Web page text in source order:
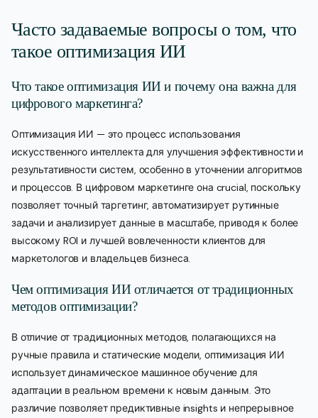
Часто задаваемые вопросы о том, что
такое оптимизация ИИ
Что такое оптимизация ИИ и почему она важна для
цифрового маркетинга?
Оптимизация ИИ — это процесс использования
искусственного интеллекта для улучшения эффективности и
результативности систем, особенно в уточнении алгоритмов
и процессов. В цифровом маркетинге она crucial, поскольку
позволяет точный таргетинг, автоматизирует рутинные
задачи и анализирует данные в масштабе, приводя к более
высокому ROI и лучшей вовлеченности клиентов для
маркетологов и владельцев бизнеса.
Чем оптимизация ИИ отличается от традиционных
методов оптимизации?
В отличие от традиционных методов, полагающихся на
ручные правила и статические модели, оптимизация ИИ
использует динамическое машинное обучение для
адаптации в реальном времени к новым данным. Это
различие позволяет предиктивные insights и непрерывное